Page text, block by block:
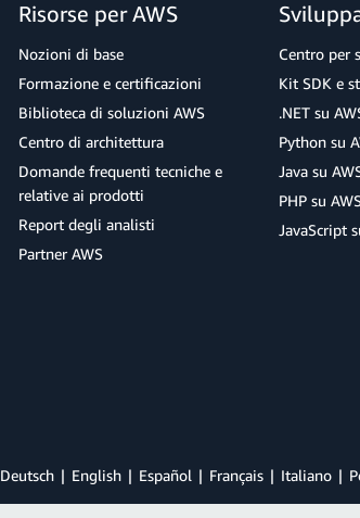
Risorse per AWS
Nozioni di base
Formazione e certificazioni
Biblioteca di soluzioni AWS
Centro di architettura
Domande frequenti tecniche e
relative ai prodotti
Report degli analisti
Partner AWS
Centro per
Kit SDK e
.NET su
Python su
Java su
PHP su
JavaScript
Deutsch English Español Français Italiano